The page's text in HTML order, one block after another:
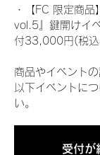
・【FC 限定商
vol.5』鍵開けイ
付33,000円(税
商品やイベント
以下イベントに
い。
受付が